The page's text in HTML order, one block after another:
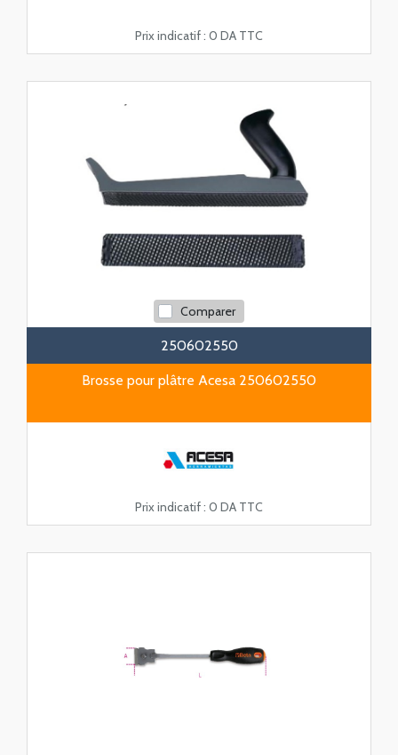
Prix indicatif : 0 DA TTC
Comparer
250602550
Brosse pour plâtre Acesa 250602550
Prix indicatif : 0 DA TTC